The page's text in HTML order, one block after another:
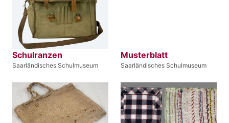
Schulranzen
Saarländisches Schulmuseum
Musterblatt
Saarländisches Schulmuseum